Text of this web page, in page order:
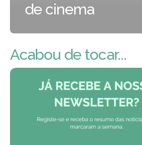
de cinema
Acabou de tocar...